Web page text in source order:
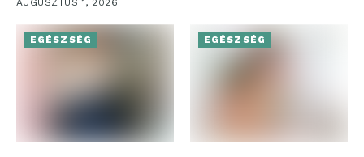
komfortérzetünk...
AUGUSZTUS 1, 2026
EGÉSZSÉG EGÉSZSÉG